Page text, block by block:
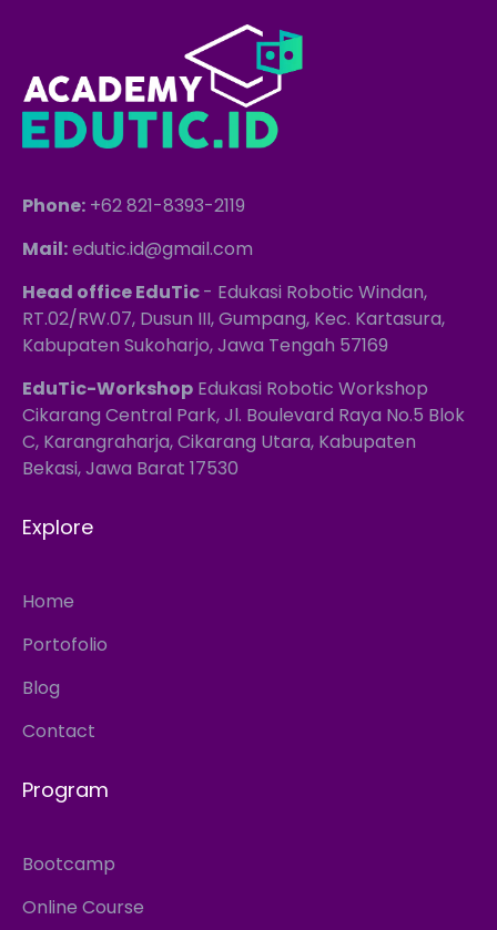
Phone: +62 821-8393-2119
Mail:edutic.id@gmail.com
Head office EduTic- Edukasi Robotic Windan,
RT.02/RW.07, Dusun III, Gumpang, Kec. Kartasura,
Kabupaten Sukoharjo, Jawa Tengah 57169
EduTic-Workshop Edukasi Robotic Workshop
Cikarang Central Park, Jl. Boulevard Raya No.5 Blok
C, Karangraharja, Cikarang Utara, Kabupaten
Bekasi, Jawa Barat 17530
Explore
Home
Portofolio
Blog
Contact
Program
Bootcamp
Online Course